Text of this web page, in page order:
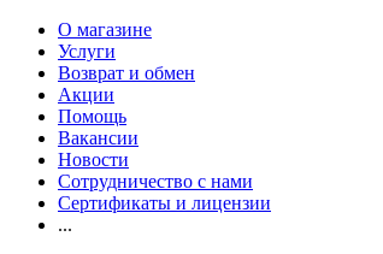
О магазине
Услуги
Возврат и обмен
Акции
Помощь
Вакансии
Новости
Сотрудничество с нами
Сертификаты и лицензии
...